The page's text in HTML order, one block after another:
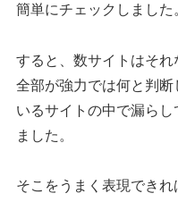
簡単にチェックしました
すると、数サイトはそれ
全部が強力では何と判
いるサイトの中で漏ら
ました。
そこをうまく表現でき